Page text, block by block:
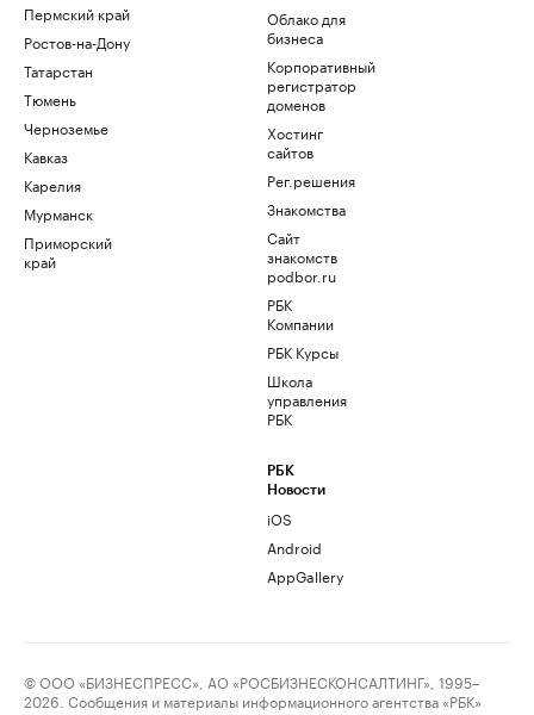
Пермский край
Ростов-на-Дону
Татарстан
Тюмень
Черноземье
Кавказ
Карелия
Мурманск
Приморский
край
Облако для
бизнеса
Корпоративный
регистратор
доменов
Хостинг
сайтов
Рег.решения
Знакомства
Сайт
знакомств
podbor.ru
РБК
Компании
РБК Курсы
Школа
управления
РБК
РБК
Новости
iOS
Android
AppGallery
© ООО «БИЗНЕСПРЕСС», АО «РОСБИЗНЕСКОНСАЛТИНГ», 1995–
2026. Сообщения и материалы информационного агентства «РБК»